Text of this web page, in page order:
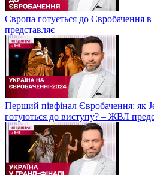
Європа готується до
представляє
Перший півфінал Євробачення: як
готуються до виступу? – ЖВЛ